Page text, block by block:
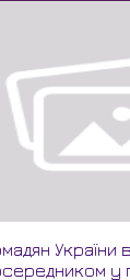
України
у